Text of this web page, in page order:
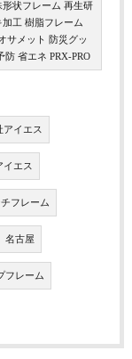
状フレーム 再生研
工 樹脂フレーム
サメット 防災グッ
省エネ PRX-PRO
イエス
エス
フレーム
名古屋
フレーム